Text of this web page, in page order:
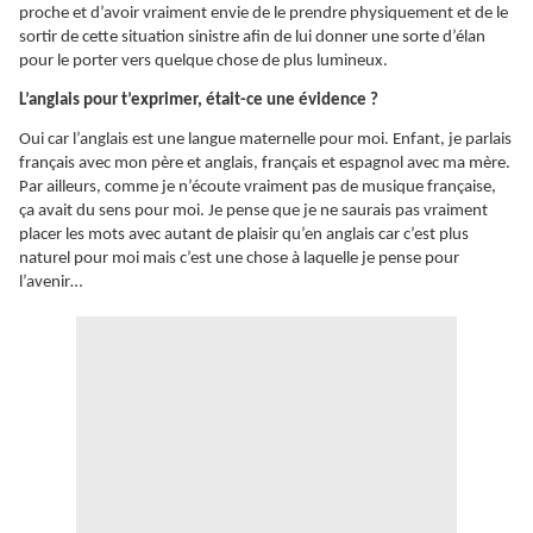
proche et d’avoir vraiment envie de le prendre physiquement et de le
sortir de cette situation sinistre afin de lui donner une sorte d’élan
pour le porter vers quelque chose de plus lumineux.
L’anglais pour t’exprimer, était-ce une évidence ?
Oui car l’anglais est une langue maternelle pour moi. Enfant, je parlais
français avec mon père et anglais, français et espagnol avec ma mère.
Par ailleurs, comme je n’écoute vraiment pas de musique française,
ça avait du sens pour moi. Je pense que je ne saurais pas vraiment
placer les mots avec autant de plaisir qu’en anglais car c’est plus
naturel pour moi mais c’est une chose à laquelle je pense pour
l’avenir…